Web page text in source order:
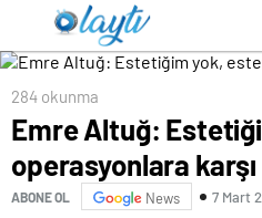
284 okunma
Emre Altuğ:
operasyonlara
ABONE OL News 7 Mart